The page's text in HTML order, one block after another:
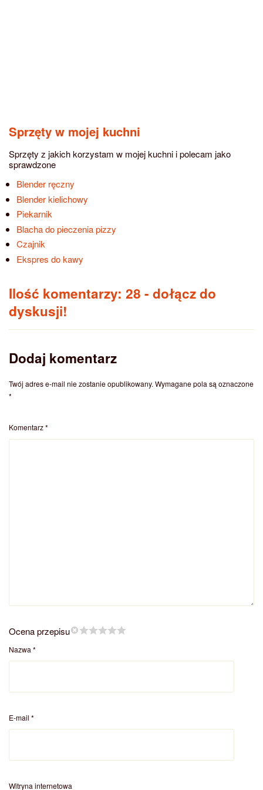
Sprzęty w mojej kuchni
Sprzęty z jakich korzystam w mojej kuchni i polecam jako
sprawdzone
Blender ręczny
Blender kielichowy
Piekarnik
Blacha do pieczenia pizzy
Czajnik
Ekspres do kawy
Ilość komentarzy: 28 - dołącz do
dyskusji!
Dodaj komentarz
Twój adres e-mail nie zostanie opublikowany. Wymagane pola są oznaczone
*
Komentarz*
Ocena przepisu
Nazwa *
E-mail *
Witryna internetowa